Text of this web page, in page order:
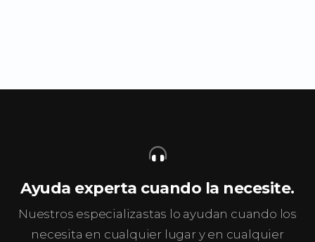
Ayuda experta cuando la necesite.
Nuestros especializastas lo ayudan cuando los
necesita en cualquier lugar y en cualquier